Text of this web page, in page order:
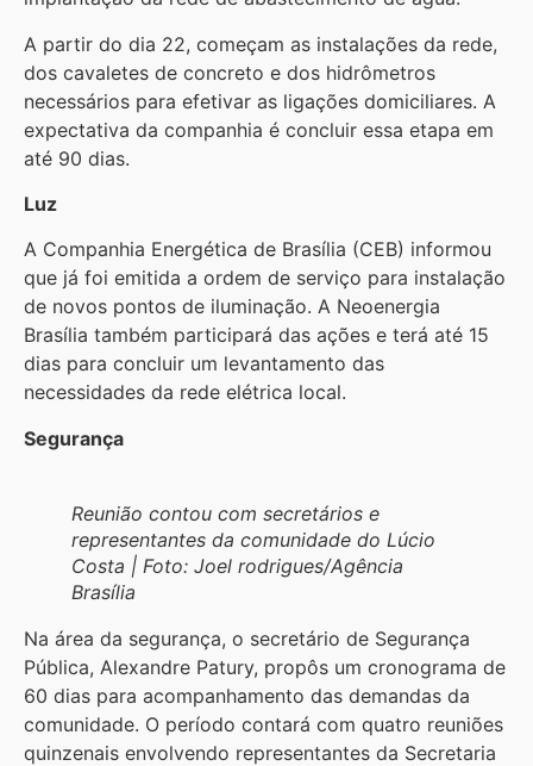
A partir do dia 22, começam as instalações da rede,
dos cavaletes de concreto e dos hidrômetros
necessários para efetivar as ligações domiciliares. A
expectativa da companhia é concluir essa etapa em
até 90 dias.
Luz
A Companhia Energética de Brasília (CEB) informou
que já foi emitida a ordem de serviço para instalação
de novos pontos de iluminação. A Neoenergia
Brasília também participará das ações e terá até 15
dias para concluir um levantamento das
necessidades da rede elétrica local.
Segurança
Reunião contou com secretários e
representantes da comunidade do Lúcio
Costa | Foto: Joel rodrigues/Agência
Brasília
Na área da segurança, o secretário de Segurança
Pública, Alexandre Patury, propôs um cronograma de
60 dias para acompanhamento das demandas da
comunidade. O período contará com quatro reuniões
quinzenais envolvendo representantes da Secretaria